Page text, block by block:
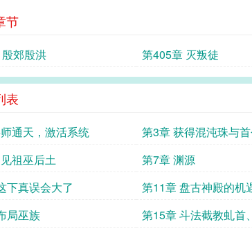
节
郊殷洪 第405章 灭叛徒
表
通天，激活系统 第3章 获得混沌珠与
祖巫后土 第7章 渊源
下真误会大了 第11章 盘古神殿的机
局巫族
第15章 斗法截教虬首